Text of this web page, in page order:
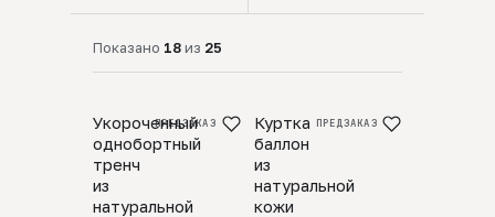
Показано 18 из 25
Укороченный
однобортный
тренч
из
натуральной
ПРЕДЗАКАЗ
Куртка
баллон
из
натуральной
кожи
ПРЕДЗАКАЗ